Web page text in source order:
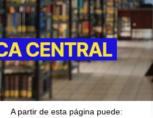
A partir de esta página puede: